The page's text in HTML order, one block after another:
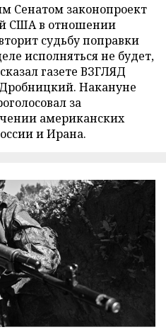
Сенатом законопроект
США в отношении
судьбу поправки
исполняться не будет,
газете ВЗГЛЯД
Накануне
за
американских
и Ирана.